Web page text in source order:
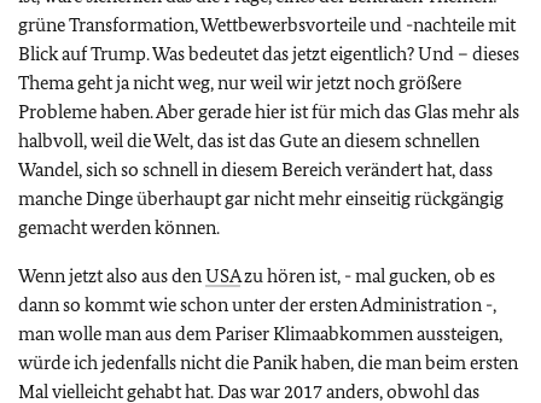
grüne Transformation, Wettbewerbsvorteile und -nachteile mit
Blick auf Trump. Was bedeutet das jetzt eigentlich? Und – dieses
Thema geht ja nicht weg, nur weil wir jetzt noch größere
Probleme haben. Aber gerade hier ist für mich das Glas mehr als
halbvoll, weil die Welt, das ist das Gute an diesem schnellen
Wandel, sich so schnell in diesem Bereich verändert hat, dass
manche Dinge überhaupt gar nicht mehr einseitig rückgängig
gemacht werden können.
Wenn jetzt also aus denUSAzu hören ist, - mal gucken, ob es
dann so kommt wie schon unter der ersten Administration -,
man wolle man aus dem Pariser Klimaabkommen aussteigen,
würde ich jedenfalls nicht die Panik haben, die man beim ersten
Mal vielleicht gehabt hat. Das war 2017 anders, obwohl das